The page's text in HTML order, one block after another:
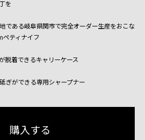
を
である岐阜県関市で完全オーダー生産をおこな
ティナイフ
脱着できるキャリーケース
ぎができる専用シャープナー